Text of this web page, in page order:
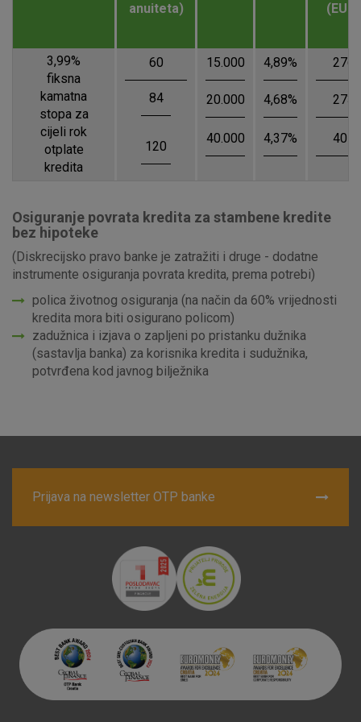
anuiteta)
(EUR)
3,99%
fiksna
kamatna
stopa za
cijeli rok
otplate
kredita
60 15.000 4,89% 276
84 20.000 4,68% 273
120
40.000 4,37% 405
Osiguranje povrata kredita za stambene kredite
bez hipoteke
(Diskrecijsko pravo banke je zatražiti i druge - dodatne
instrumente osiguranja povrata kredita, prema potrebi)
polica životnog osiguranja (na način da 60% vrijednosti
kredita mora biti osigurano policom)
zadužnica i izjava o zapljeni po pristanku dužnika
(sastavlja banka) za korisnika kredita i sudužnika,
potvrđena kod javnog bilježnika
Prijava na newsletter OTP banke